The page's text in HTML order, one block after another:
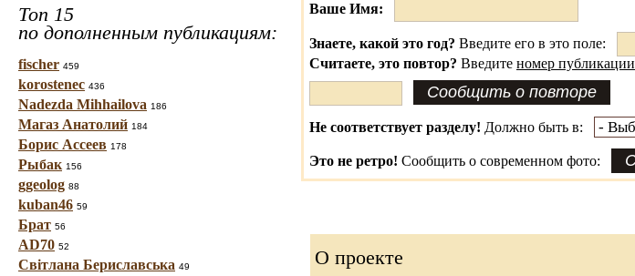
Топ 15
по дополненным публикациям:
fischer 459
korostenec 436
Nadezda Mihhailova 186
Магаз Анатолий 184
Борис Ассеев 178
Рыбак 156
ggeolog 88
kuban46 59
Брат 56
AD70 52
Світлана Бериславська 49
Ваше Имя:
Знаете, какой это год? Введите его в это поле:
Считаете, это повтор? Введите номер публикации
Не соответствует разделу! Должно быть в:
Это не ретро! Сообщить о современном фото:
О проекте